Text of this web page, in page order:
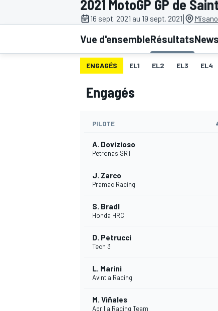
2021 MotoGP GP de
16 sept. 2021 au 19 sept. 2021|
Vue d'ensembleRésultatsNews
ENGAGÉS EL1 EL2 EL3 EL4
Engagés
PILOTE
A. Dovizioso
Petronas SRT
J. Zarco
Pramac Racing
S. Bradl
Honda HRC
D. Petrucci
Tech 3
L. Marini
Avintia Racing
M. Viñales
Aprilia Racing Team